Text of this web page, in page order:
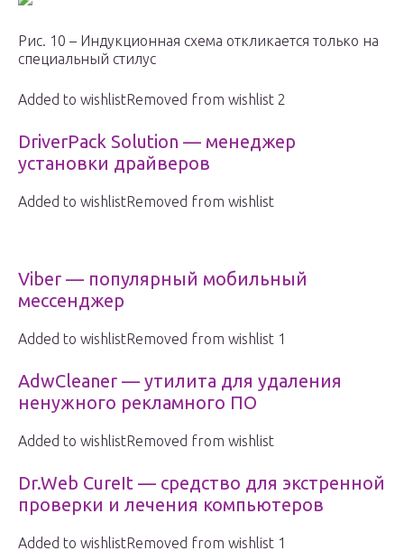
Рис. 10 – Индукционная схема откликается только на
специальный стилус
Added to wishlistRemoved from wishlist 2
DriverPack Solution — менеджер
установки драйверов
Added to wishlistRemoved from wishlist
Viber — популярный мобильный
мессенджер
Added to wishlistRemoved from wishlist 1
AdwCleaner — утилита для удаления
ненужного рекламного ПО
Added to wishlistRemoved from wishlist
Dr.Web CureIt — средство для экстренной
проверки и лечения компьютеров
Added to wishlistRemoved from wishlist 1